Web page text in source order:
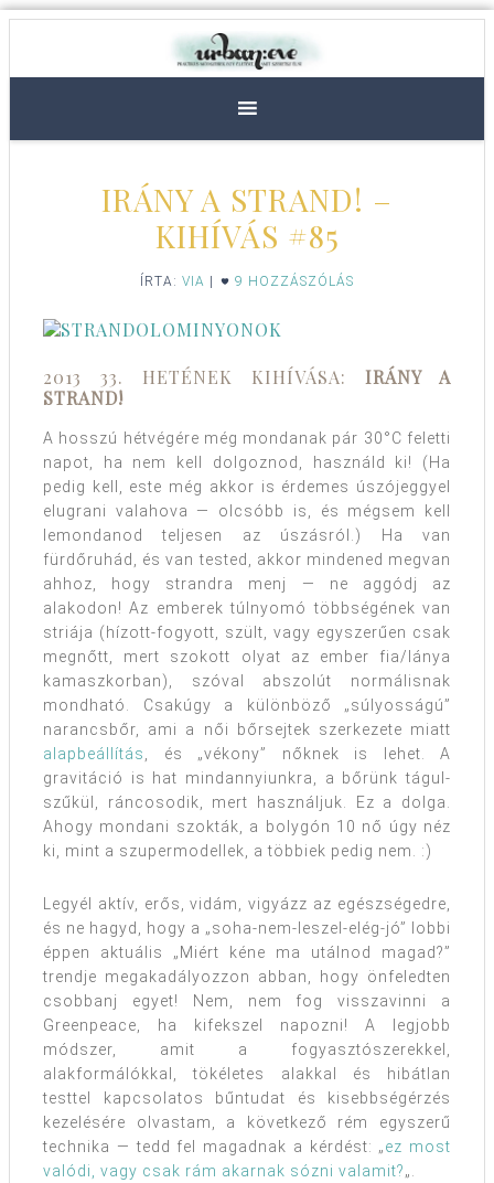
IRÁNY A STRAND! –
KIHÍVÁS #85
ÍRTA: VIA 9 HOZZÁSZÓLÁS
2013 33. HETÉNEK KIHÍVÁSA: IRÁNY A
STRAND!
A hosszú hétvégére még mondanak pár 30°C feletti
napot, ha nem kell dolgoznod, használd ki! (Ha
pedig kell, este még akkor is érdemes úszójeggyel
elugrani valahova — olcsóbb is, és mégsem kell
lemondanod teljesen az úszásról.) Ha van
fürdőruhád, és van tested, akkor mindened megvan
ahhoz, hogy strandra menj — ne aggódj az
alakodon! Az emberek túlnyomó többségének van
striája (hízott-fogyott, szült, vagy egyszerűen csak
megnőtt, mert szokott olyat az ember fia/lánya
kamaszkorban), szóval abszolút normálisnak
mondható. Csakúgy a különböző „súlyosságú”
narancsbőr, ami a női bőrsejtek szerkezete miatt
alapbeállítás, és „vékony” nőknek is lehet. A
gravitáció is hat mindannyiunkra, a bőrünk tágul-
szűkül, ráncosodik, mert használjuk. Ez a dolga.
Ahogy mondani szokták, a bolygón 10 nő úgy néz
ki, mint a szupermodellek, a többiek pedig nem. :)
Legyél aktív, erős, vidám, vigyázz az egészségedre,
és ne hagyd, hogy a „soha-nem-leszel-elég-jó” lobbi
éppen aktuális „Miért kéne ma utálnod magad?”
trendje megakadályozzon abban, hogy önfeledten
csobbanj egyet! Nem, nem fog visszavinni a
Greenpeace, ha kifekszel napozni! A legjobb
módszer, amit a fogyasztószerekkel,
alakformálókkal, tökéletes alakkal és hibátlan
testtel kapcsolatos bűntudat és kisebbségérzés
kezelésére olvastam, a következő rém egyszerű
technika — tedd fel magadnak a kérdést: „ez most
valódi, vagy csak rám akarnak sózni valamit?„.